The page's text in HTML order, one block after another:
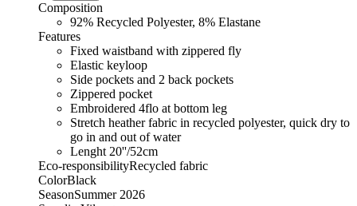
Composition
92% Recycled Polyester, 8% Elastane
Features
Fixed waistband with zippered fly
Elastic keyloop
Side pockets and 2 back pockets
Zippered pocket
Embroidered 4flo at bottom leg
Stretch heather fabric in recycled polyester, quick dry to
go in and out of water
Lenght 20''/52cm
Eco-responsibilityRecycled fabric
ColorBlack
SeasonSummer 2026